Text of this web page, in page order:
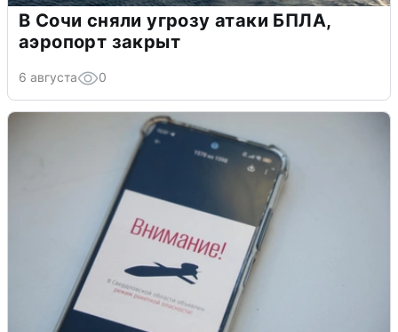
В Сочи сняли угрозу атаки БПЛА,
аэропорт закрыт
6 августа 0